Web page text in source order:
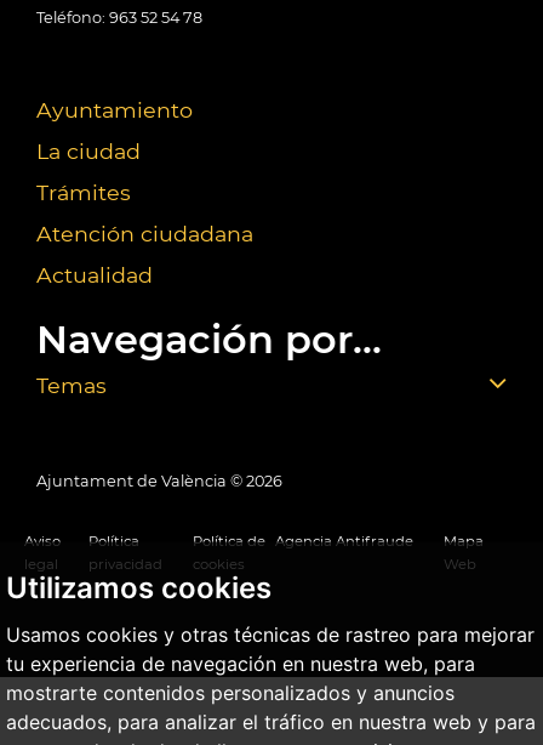
Utilizamos cookies
Usamos cookies y otras técnicas de rastreo para mejorar
tu experiencia de navegación en nuestra web, para
mostrarte contenidos personalizados y anuncios
adecuados, para analizar el tráfico en nuestra web y para
Teléfono: 963 52 54 78
Ayuntamiento
La ciudad
Trámites
Atención ciudadana
Actualidad
Navegación por...
Temas
Ajuntament de València © 2026
Aviso
legal
Política
privacidad
Política de
cookies
Agencia Antifraude
Mapa
Web